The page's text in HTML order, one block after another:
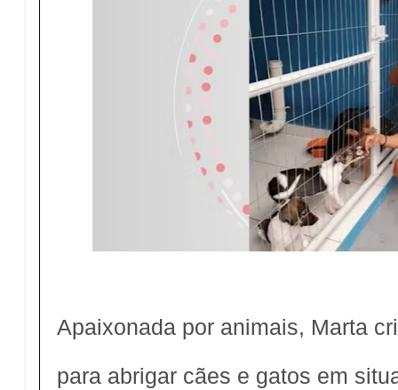
Apaixonada por animais, Marta
para abrigar cães e gatos em